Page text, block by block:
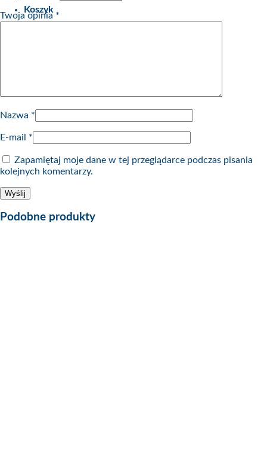
Koszyk
Twoja opinia *
Nazwa *
E-mail *
Zapamiętaj moje dane w tej przeglądarce podczas pisania
kolejnych komentarzy.
Podobne produkty